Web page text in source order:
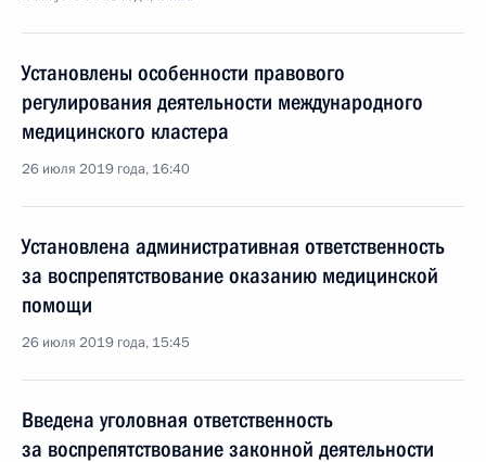
Установлены особенности правового
регулирования деятельности международного
медицинского кластера
26 июля 2019 года, 16:40
Установлена административная ответственность
за воспрепятствование оказанию медицинской
помощи
26 июля 2019 года, 15:45
Введена уголовная ответственность
за воспрепятствование законной деятельности